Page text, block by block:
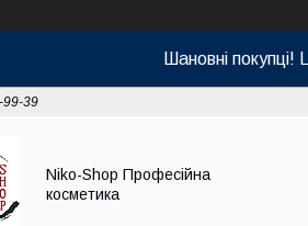
Шановні
99-39
Niko-Shop Професійна
косметика